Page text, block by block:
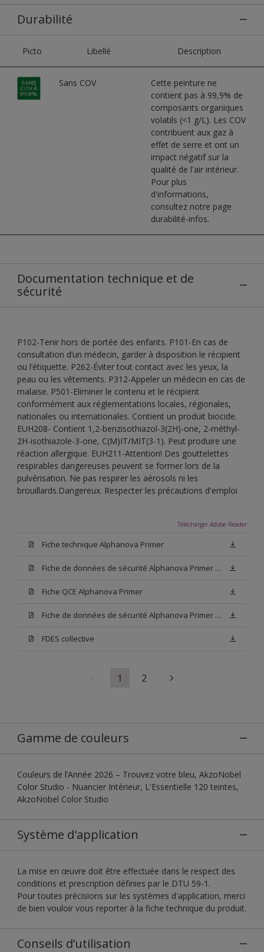
Durabilité
Picto Libellé Description
Sans COV
Cette peinture ne
contient pas à 99,9% de
composants organiques
volatils (<1 g/L). Les COV
contribuent aux gaz à
effet de serre et ont un
impact négatif sur la
qualité de l'air intérieur.
Pour plus
d'informations,
consultez notre page
durabilité-infos.
Documentation technique et de
sécurité
P102-Tenir hors de portée des enfants. P101-En cas de
consultation d’un médecin, garder à disposition le récipient
ou l’étiquette. P262-Éviter tout contact avec les yeux, la
peau ou les vêtements. P312-Appeler un médecin en cas de
malaise. P501-Eliminer le contenu et le récipient
conformément aux réglementations locales, régionales,
nationales ou internationales. Contient un produit biocide.
EUH208- Contient 1,2-benzisothiazol-3(2H)-one, 2-méthyl-
2H-isothiazole-3-one, C(M)IT/MIT(3-1). Peut produire une
réaction allergique. EUH211-Attention! Des gouttelettes
respirables dangereuses peuvent se former lors de la
pulvérisation. Ne pas respirer les aérosols ni les
brouillards.Dangereux. Respecter les précautions d'emploi
Télécharger Adobe Reader
Fiche technique Alphanova Primer
Fiche de données de sécurité Alphanova Primer Base W05
Fiche QCE Alphanova Primer
Fiche de données de sécurité Alphanova Primer Blanc
FDES collective
1 2
Gamme de couleurs
Couleurs de l’Année 2026 – Trouvez votre bleu, AkzoNobel
Color Studio - Nuancier Intérieur, L'Essentielle 120 teintes,
AkzoNobel Color Studio
Système d'application
La mise en œuvre doit être effectuée dans le respect des
conditions et prescription définies par le DTU 59-1.
Pour toutes précisions sur les systèmes d'application, merci
de bien vouloir vous reporter à la fiche technique du produit.
Conseils d’utilisation